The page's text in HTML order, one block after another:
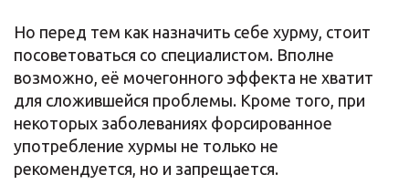
Но перед тем как назначить себе хурму, стоит
посоветоваться со специалистом. Вполне
возможно, её мочегонного эффекта не хватит
для сложившейся проблемы. Кроме того, при
некоторых заболеваниях форсированное
употребление хурмы не только не
рекомендуется, но и запрещается.